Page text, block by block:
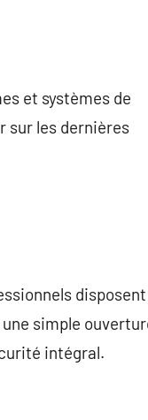
et systèmes de
sur les dernières
disposent
simple
intégral.